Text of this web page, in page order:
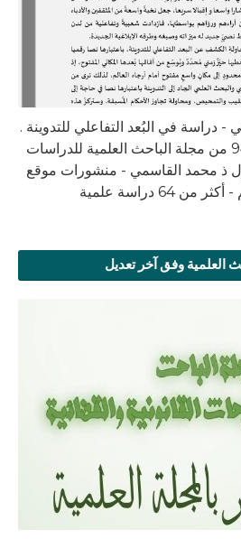
- دراسة في البُعد التفاعلي للتدوينة .
محسن رمضاني - العدد 94 من مجلة الباحث العلمية للدراسات
ذ محمد القاسمي - منشورات موقع
دراسة علمية
العلمية وفق آخر تعديل